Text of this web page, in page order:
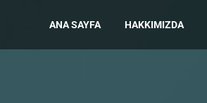
ANA SAYFA HAKKIMIZDA